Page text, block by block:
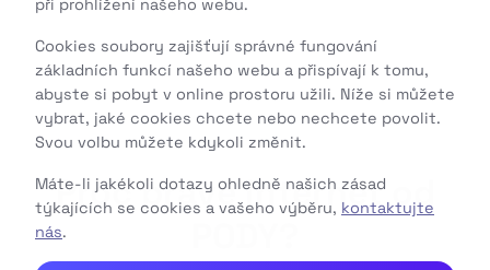
Proč právě internet od
Cookies soubory zajišťují správné fungování
základních funkcí našeho webu a přispívají k tomu,
abyste si pobyt v online prostoru užili. Níže si můžete
vybrat, jaké cookies chcete nebo nechcete povolit.
Svou volbu můžete kdykoli změnit.
Máte-li jakékoli dotazy ohledně našich zásad
týkajících se cookies a vašeho výběru, kontaktujte
nás.